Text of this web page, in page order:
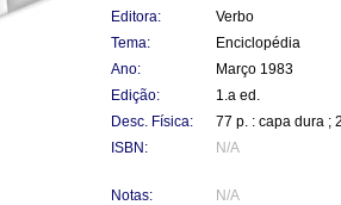
Editora:
Verbo
Tema:
Enciclopédia
Ano:
Março 1983
Edição:
1.a ed.
Desc. Física:
77 p. : capa dura ;
ISBN:
N/A
Notas: N/A